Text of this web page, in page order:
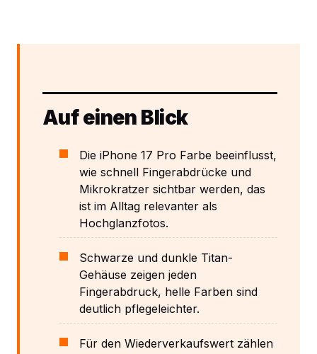
Auf einen Blick
Die iPhone 17 Pro Farbe beeinflusst,
wie schnell Fingerabdrücke und
Mikrokratzer sichtbar werden, das
ist im Alltag relevanter als
Hochglanzfotos.
Schwarze und dunkle Titan-
Gehäuse zeigen jeden
Fingerabdruck, helle Farben sind
deutlich pflegeleichter.
Für den Wiederverkaufswert zählen